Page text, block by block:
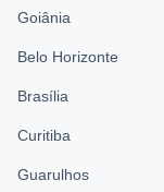
Goiânia
Belo Horizonte
Brasília
Curitiba
Guarulhos